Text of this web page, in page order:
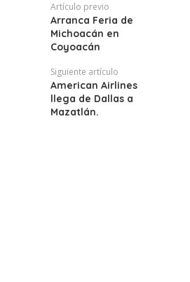
Artículo previo
Arranca Feria de
Michoacán en
Coyoacán
Siguiente artículo
American Airlines
llega de Dallas a
Mazatlán.